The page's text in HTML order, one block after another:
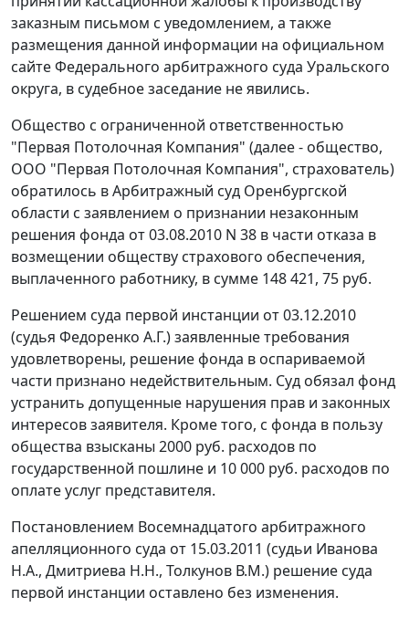
заказным письмом с уведомлением, а также
размещения данной информации на официальном
сайтеФедерального арбитражного суда Уральского
округа, в судебное заседание не явились.
Общество с ограниченной ответственностью
"Первая Потолочная Компания" (далее - общество,
ООО "Первая Потолочная Компания", страхователь)
обратилось в Арбитражный суд Оренбургской
области с заявлением о признании незаконным
решения фонда от 03.08.2010 N 38 в части отказа в
возмещении обществу страхового обеспечения,
выплаченного работнику, в сумме 148 421, 75 руб.
Решением суда первой инстанции от 03.12.2010
(судья Федоренко А.Г.) заявленные требования
удовлетворены, решение фонда в оспариваемой
части признано недействительным. Суд обязал фонд
устранить допущенные нарушения прав и законных
интересов заявителя. Кроме того, с фонда в пользу
общества взысканы 2000 руб. расходов по
государственной пошлине и 10 000 руб. расходов по
оплате услуг представителя.
Постановлением Восемнадцатого арбитражного
апелляционного суда от 15.03.2011 (судьи Иванова
Н.А., Дмитриева Н.Н., Толкунов В.М.) решение суда
первой инстанции оставлено без изменения.